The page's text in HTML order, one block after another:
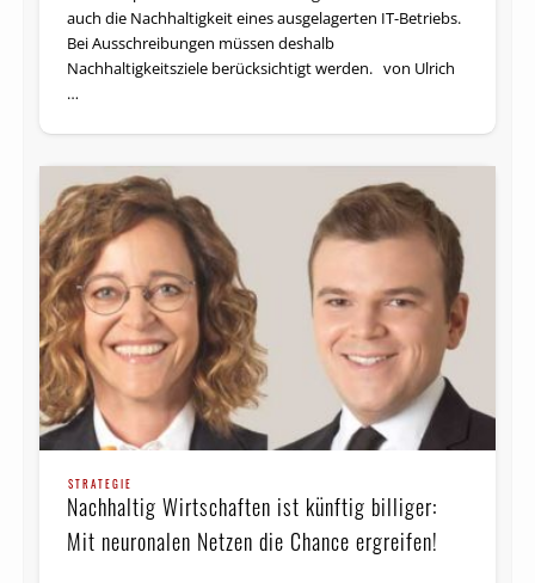
auch die Nachhaltigkeit eines ausgelagerten IT-Betriebs.
Bei Ausschreibungen müssen deshalb
Nachhaltigkeitsziele berücksichtigt werden. von Ulrich
…
STRATEGIE
Nachhaltig Wirtschaften ist künftig billiger:
Mit neuronalen Netzen die Chance ergreifen!